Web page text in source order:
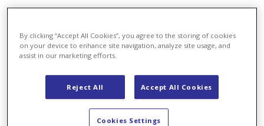
die Kapelle St. Antonius ins Auge. Wer den Blick wenig
später nach rechts schwenkt, entdeckt ein Steinwurf
Stauwehr des Kraftwerks Reichenau. Wenige Meter
daneben herrscht Hochbetrieb. Hier entsteht eine
kleine, aber feine Wasserstoffproduktionsanlage.
By clicking “Accept All Cookies”, you agree to the storing of cookies
on your device to enhance site navigation, analyze site usage, and
assist in our marketing efforts.
Reject All Accept All Cookies
Cookies Settings